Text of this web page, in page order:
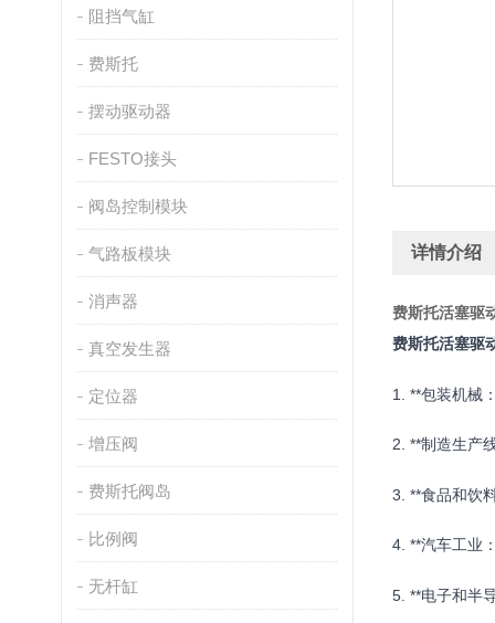
阻挡气缸
费斯托
摆动驱动器
FESTO接头
阀岛控制模块
气路板模块
消声器
真空发生器
定位器
增压阀
费斯托阀岛
比例阀
无杆缸
详情介绍
费斯托活塞驱
费斯托活塞驱
1. **包装机械
2. **制造生产
3. **食品和饮
4. **汽车工业
5. **电子和半